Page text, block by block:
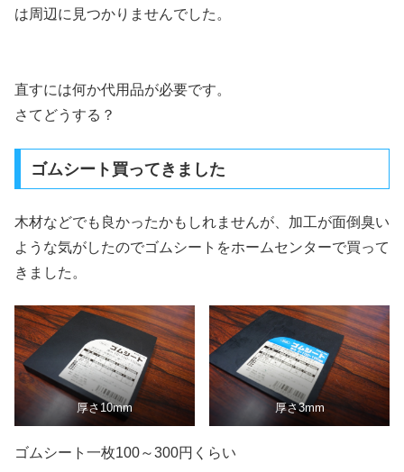
は周辺に見つかりませんでした。
直すには何か代用品が必要です。
さてどうする？
ゴムシート買ってきました
木材などでも良かったかもしれませんが、加工が面倒臭い
ような気がしたのでゴムシートをホームセンターで買って
きました。
厚さ10mm 厚さ3mm
ゴムシート一枚100～300円くらい